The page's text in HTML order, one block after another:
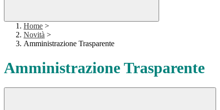
Home >
Novità >
Amministrazione Trasparente
Amministrazione Trasparente